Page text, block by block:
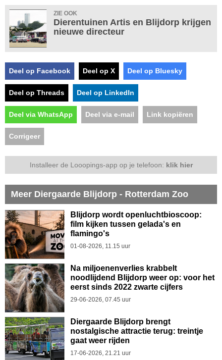
ZIE OOK
Dierentuinen Artis en Blijdorp krijgen
nieuwe directeur
Deel op Facebook Deel op X Deel op Bluesky
Deel op Threads Deel op LinkedIn
Deel via WhatsApp Deel via e-mail Link kopiëren
Corrigeer
Installeer de Looopings-app op je telefoon: klik hier
Meer Diergaarde Blijdorp - Rotterdam Zoo
Blijdorp wordt openluchtbioscoop:
film kijken tussen gelada's en
flamingo's
01-08-2026, 11.15 uur
Na miljoenenverlies krabbelt
noodlijdend Blijdorp weer op: voor het
eerst sinds 2022 zwarte cijfers
29-06-2026, 07.45 uur
Diergaarde Blijdorp brengt
nostalgische attractie terug: treintje
gaat weer rijden
17-06-2026, 21.21 uur